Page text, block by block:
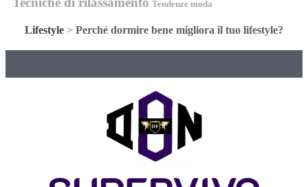
Tendenze moda
Lifestyle > Perché dormire bene migliora il tuo lifestyle?